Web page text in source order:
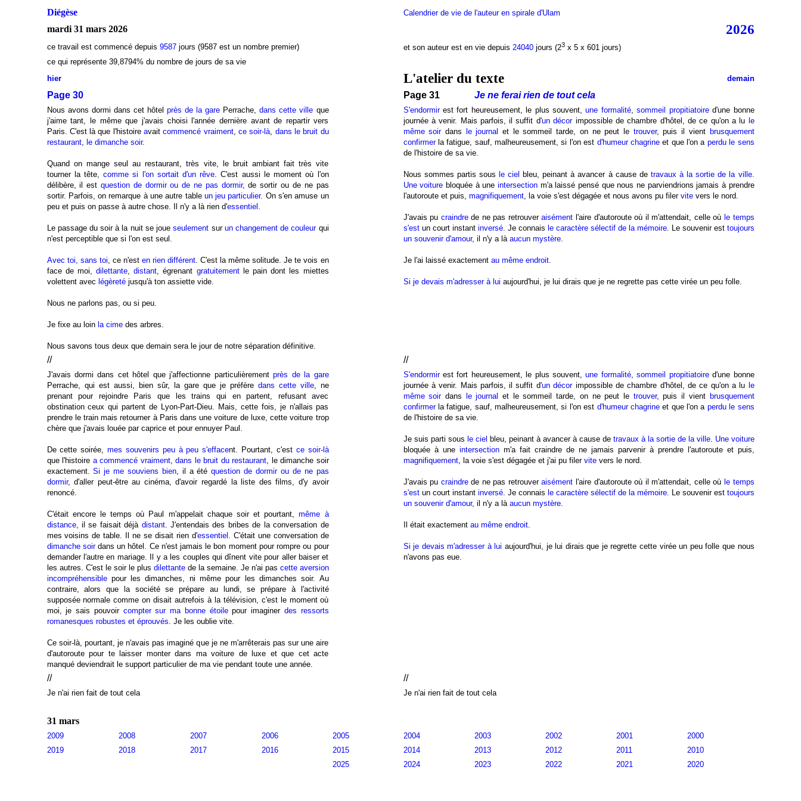
Diégèse Calendrier de vie de l'auteur en spirale d'Ulam
mardi 31 mars 2026 2026
ce travail est commencé depuis 9587jours (9587 est un nombre premier) et son auteur est en vie depuis 24040jours (23x 5 x 601 jours)
ce qui représente 39,8794% du nombre de jours de sa vie
hier
L'atelier du texte demain
Page 30 Page 31 Je ne ferai rien de tout cela
Nous avons dormi dans cet hôtel près de la gare Perrache,dans cette ville que
j'aime tant, le même que j'avais choisi l'année dernière avant de repartir vers
Paris. C'est là que l'histoireavait commencé vraiment, ce soir-là, dans le bruit du
restaurant, le dimanche soir.
Quand on mange seul au restaurant, très vite, le bruit ambiant fait très vite
tourner la tête,comme si l'on sortait d'un rêve. C'est aussi le moment où l'on
délibère, il est question de dormir ou de ne pas dormir, de sortir ou de ne pas
sortir. Parfois, on remarque à une autre table un jeu particulier. On s'en amuse un
peu et puis on passe à autre chose. Il n'y a là rien d'essentiel .
Le passage du soir à la nuit se joueseulement sur un changement de couleurqui
n'est perceptible que si l'on est seul.
Avec toi, sans toi, ce n'est en rien différent. C'est la même solitude. Je te vois en
face de moi,dilettante,distant, égrenant gratuitementle pain dont les miettes
volettent avec légèretéjusqu'à ton assiette vide.
Nous ne parlons pas, ou si peu.
Je fixe au loin la cimedes arbres.
Nous savons tous deux que demain sera le jour de notre séparation définitive.
S'endormirest fort heureusement, le plus souvent,une formalité,sommeil propitiatoired'une bonne
journée à venir. Mais parfois, il suffit d'un décorimpossible de chambre d'hôtel, de ce qu'on a lu le
même soirdans le journal et le sommeil tarde, on ne peut le trouver, puis il vient brusquement
confirmerla fatigue, sauf, malheureusement, si l'on est d'humeur chagrineet que l'on a perdu le sens
de l'histoire de sa vie.
Nous sommes partis sous le ciel bleu, peinant à avancer à cause de travaux à la sortie de la ville.
Une voiture bloquée à une intersectionm'a laissé pensé que nous ne parviendrions jamais à prendre
l'autoroute et puis, magnifiquement, la voie s'est dégagée et nous avons pu filer vitevers le nord.
J'avais pu craindrede ne pas retrouveraisément l'aire d'autoroute où il m'attendait, celle où le temps
s'estun court instant inversé. Je connais le caractère sélectif de la mémoire. Le souvenir est toujours
un souvenir d'amour, il n'y a là aucun mystère.
Je l'ai laissé exactement au même endroit.
Si je devais m'adresser à lui aujourd'hui, je lui dirais que je ne regrette pas cette virée un peu folle.
// //
J'avais dormi dans cet hôtel que j'affectionne particulièrementprès de la gare
Perrache, qui est aussi, bien sûr, la gare que je préfère dans cette ville, ne
prenant pour rejoindre Paris que les trains qui en partent, refusant avec
obstination ceux qui partent de Lyon-Part-Dieu. Mais, cette fois, je n'allais pas
prendre le train mais retourner à Paris dans une voiture de luxe, cette voiture trop
chère que j'avais louée par caprice et pour ennuyer Paul.
De cette soirée, mes souvenirs peu à peu s'effacent. Pourtant, c'est ce soir-là
que l'histoire a commencé vraiment, dans le bruit du restaurant, le dimanche soir
exactement.Si je me souviens bien, il a étéquestion de dormir ou de ne pas
dormir, d'aller peut-être au cinéma, d'avoir regardé la liste des films, d'y avoir
renoncé.
C'était encore le temps où Paul m'appelait chaque soir et pourtant,même à
distance, il se faisait déjà distant. J'entendais des bribes de la conversation de
mes voisins de table. Il ne se disait rien d'essentiel . C'était une conversation de
dimanche soirdans un hôtel. Ce n'est jamais le bon moment pour rompre ou pour
demander l'autre en mariage. Il y a les couples qui dînent vite pour aller baiser et
les autres. C'est le soir le plus dilettantede la semaine. Je n'ai pas cette aversion
incompréhensiblepour les dimanches, ni même pour les dimanches soir. Au
contraire, alors que la société se prépare au lundi, se prépare à l'activité
supposée normale comme on disait autrefois à la télévision, c'est le moment où
moi, je sais pouvoir compter sur ma bonne étoilepour imaginer des ressorts
romanesques robustes et éprouvés. Je les oublie vite.
Ce soir-là, pourtant, je n'avais pas imaginé que je ne m'arrêterais pas sur une aire
d'autoroute pour te laisser monter dans ma voiture de luxe et que cet acte
manqué deviendrait le support particulier de ma vie pendant toute une année.
S'endormirest fort heureusement, le plus souvent,une formalité,sommeil propitiatoired'une bonne
journée à venir. Mais parfois, il suffit d'un décorimpossible de chambre d'hôtel, de ce qu'on a lu le
même soirdans le journal et le sommeil tarde, on ne peut le trouver, puis il vient brusquement
confirmerla fatigue, sauf, malheureusement, si l'on est d'humeur chagrineet que l'on a perdu le sens
de l'histoire de sa vie.
Je suis parti sous le ciel bleu, peinant à avancer à cause de travaux à la sortie de la ville. Une voiture
bloquée à une intersectionm'a fait craindre de ne jamais parvenir à prendre l'autoroute et puis,
magnifiquement, la voie s'est dégagée et j'ai pu filer vitevers le nord.
J'avais pu craindrede ne pas retrouveraisément l'aire d'autoroute où il m'attendait, celle où le temps
s'estun court instant inversé. Je connais le caractère sélectif de la mémoire. Le souvenir est toujours
un souvenir d'amour, il n'y a là aucun mystère.
Il était exactement au même endroit.
Si je devais m'adresser à lui aujourd'hui, je lui dirais que je regrette cette virée un peu folle que nous
n'avons pas eue.
// //
Je n'ai rien fait de tout cela Je n'ai rien fait de tout cela
31 mars
2009 2008 2007 2006 2005 2004 2003 2002 2001
2000
2019
2018 2017 2016 2015 2014 2013 2012 2011
2010
2025
2024 2023 2022 2021 2020